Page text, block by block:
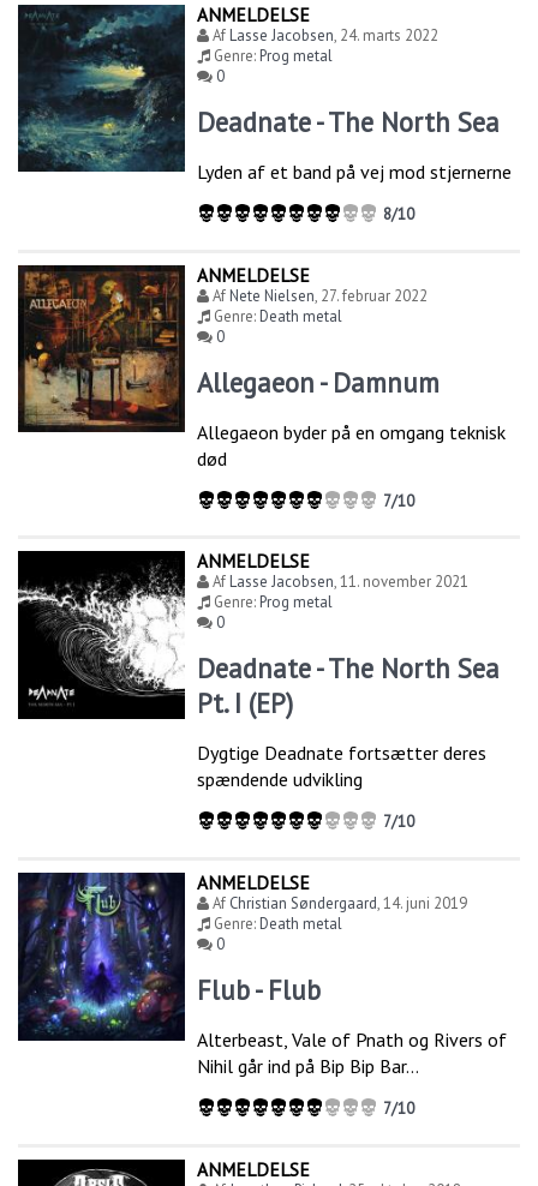
ANMELDELSE
AfLasse Jacobsen, 24. marts 2022
Genre:Prog metal
0
Deadnate - The North Sea
Lyden af et band på vej mod stjernerne
8/10
ANMELDELSE
AfNete Nielsen, 27. februar 2022
Genre:Death metal
0
Allegaeon - Damnum
Allegaeon byder på en omgang teknisk
død
7/10
ANMELDELSE
AfLasse Jacobsen,11. november 2021
Genre:Prog metal
0
Deadnate - The North Sea
Pt. I (EP)
Dygtige Deadnate fortsætter deres
spændende udvikling
7/10
ANMELDELSE
Af Christian Søndergaard,14. juni 2019
Genre:Death metal
0
Flub - Flub
Alterbeast, Vale of Pnath og Rivers of
Nihil går ind på Bip Bip Bar…
7/10
ANMELDELSE